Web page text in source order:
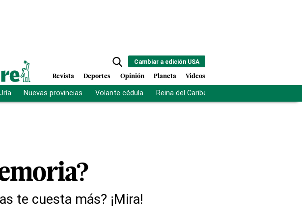
Cambiar a edición USA
Revista Deportes Opinión Planeta Videos
Nuevas provincias Volante cédula Reina del Caribe
te cuesta más? ¡Mira!